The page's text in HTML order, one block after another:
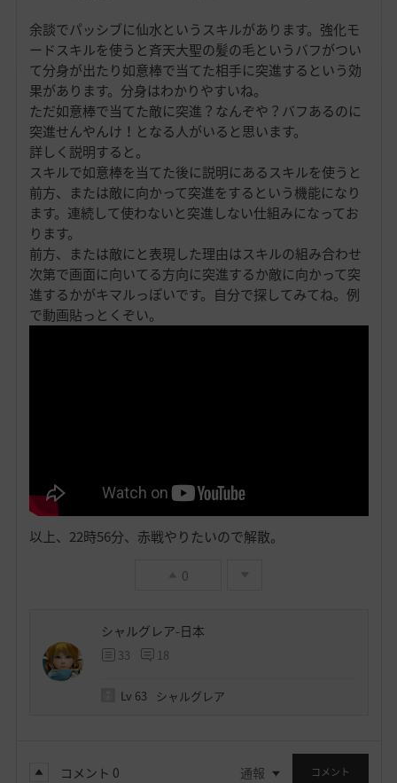
余談でパッシブに仙水というスキルがあります。強化モ
ードスキルを使うと斉天大聖の髪の毛というバフがつい
て分身が出たり如意棒で当てた相手に突進するという効
果があります。分身はわかりやすいね。
ただ如意棒で当てた敵に突進？なんぞや？バフあるのに
突進せんやんけ！となる人がいると思います。
詳しく説明すると。
スキルで如意棒を当てた後に説明にあるスキルを使うと
前方、または敵に向かって突進をするという機能になり
ます。連続して使わないと突進しない仕組みになってお
ります。
前方、または敵にと表現した理由はスキルの組み合わせ
次第で画面に向いてる方向に突進するか敵に向かって突
進するかがキマルっぽいです。自分で探してみてね。例
で動画貼っとくぞい。
以上、22時56分、赤戦やりたいので解散。
0
シャルグレア-日本
33 18
Lv 63 シャルグレア
コメント 0 通報 コメント